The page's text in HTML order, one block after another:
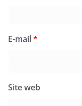
E-mail*
Site web